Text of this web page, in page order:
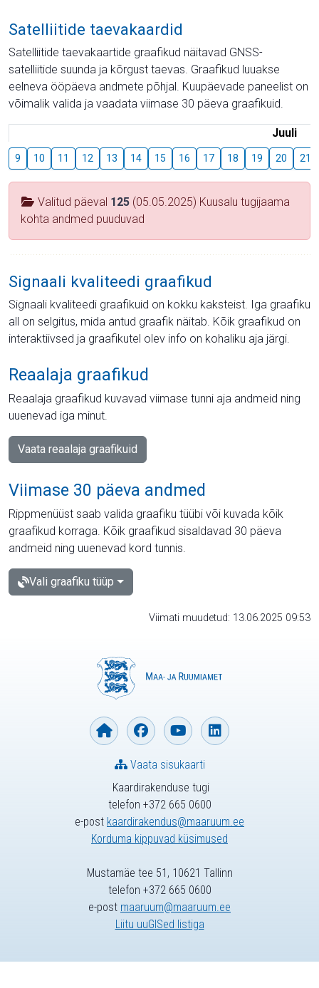
Satelliitide taevakaardid
Satelliitide taevakaartide graafikud näitavad GNSS-
satelliitide suunda ja kõrgust taevas. Graafikud luuakse
eelneva ööpäeva andmete põhjal. Kuupäevade paneelist on
võimalik valida ja vaadata viimase 30 päeva graafikuid.
Juuli
9 10 11 12 13 14 15 16 17 18 19 20 21
Valitud päeval 125 (05.05.2025) Kuusalu tugijaama
kohta andmed puuduvad
Signaali kvaliteedi graafikud
Signaali kvaliteedi graafikuid on kokku kaksteist. Iga graafiku
all on selgitus, mida antud graafik näitab. Kõik graafikud on
interaktiivsed ja graafikutel olev info on kohaliku aja järgi.
Reaalaja graafikud
Reaalaja graafikud kuvavad viimase tunni aja andmeid ning
uuenevad iga minut.
Vaata reaalaja graafikuid
Viimase 30 päeva andmed
Rippmenüüst saab valida graafiku tüübi või kuvada kõik
graafikud korraga. Kõik graafikud sisaldavad 30 päeva
andmeid ning uuenevad kord tunnis.
Vali graafiku tüüp
Viimati muudetud: 13.06.2025 09:53
Kaardirakenduse tugi
telefon +372 665 0600
e-post kaardirakendus@maaruum.ee
Korduma kippuvad küsimused
Vaata sisukaarti
Mustamäe tee 51, 10621 Tallinn
telefon +372 665 0600
e-post maaruum@maaruum.ee
Liitu uuGISed listiga